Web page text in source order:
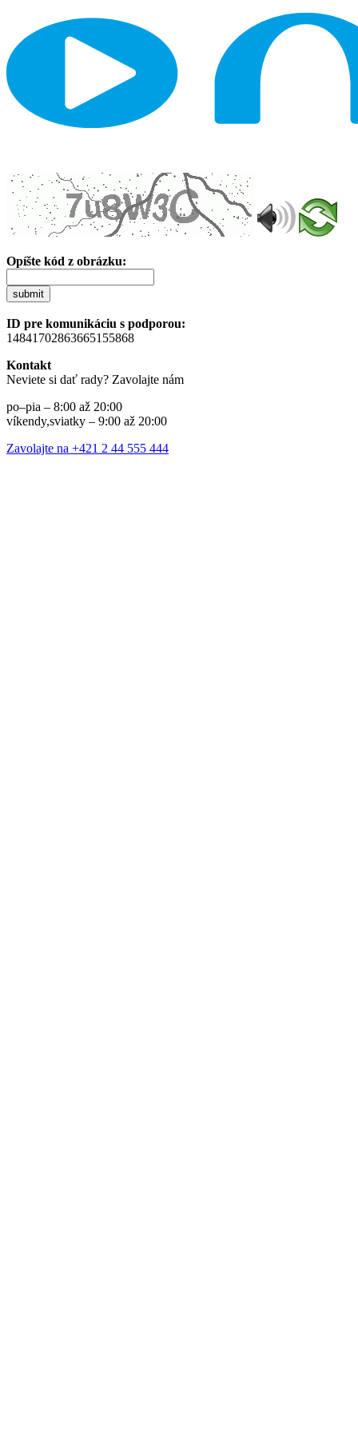
Opíšte kód z obrázku:
submit
ID pre komunikáciu s podporou:
14841702863665155868
Kontakt
Neviete si dať rady? Zavolajte nám
po–pia – 8:00 až 20:00
víkendy,sviatky – 9:00 až 20:00
Zavolajte na +421 2 44 555 444